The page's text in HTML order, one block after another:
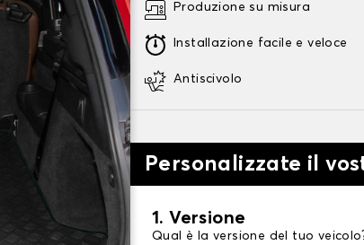
Produzione su misura
Installazione facile e veloce
Antiscivolo
Personalizzate il
1. Versione
Qual è la versione del tuo